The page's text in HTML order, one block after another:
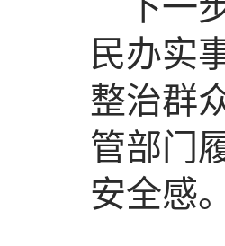
民办实
整治群
管部门
安全感。